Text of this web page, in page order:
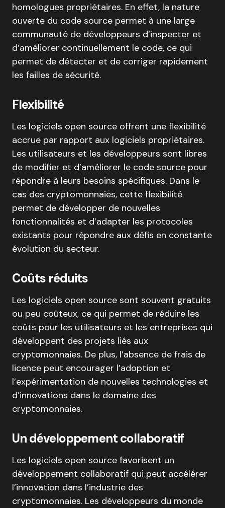
homologues propriétaires. En effet, la nature
ouverte du code source permet à une large
communauté de développeurs d’inspecter et
d’améliorer continuellement le code, ce qui
permet de détecter et de corriger rapidement
les failles de sécurité.
Flexibilité
Les logiciels open source offrent une flexibilité
accrue par rapport aux logiciels propriétaires.
Les utilisateurs et les développeurs sont libres
de modifier et d’améliorer le code source pour
répondre à leurs besoins spécifiques. Dans le
cas des cryptomonnaies, cette flexibilité
permet de développer de nouvelles
fonctionnalités et d’adapter les protocoles
existants pour répondre aux défis en constante
évolution du secteur.
Coûts réduits
Les logiciels open source sont souvent gratuits
ou peu coûteux, ce qui permet de réduire les
coûts pour les utilisateurs et les entreprises qui
développent des projets liés aux
cryptomonnaies. De plus, l’absence de frais de
licence peut encourager l’adoption et
l’expérimentation de nouvelles technologies et
d’innovations dans le domaine des
cryptomonnaies.
Un développement collaboratif
Les logiciels open source favorisent un
développement collaboratif qui peut accélérer
l’innovation dans l’industrie des
cryptomonnaies. Les développeurs du monde